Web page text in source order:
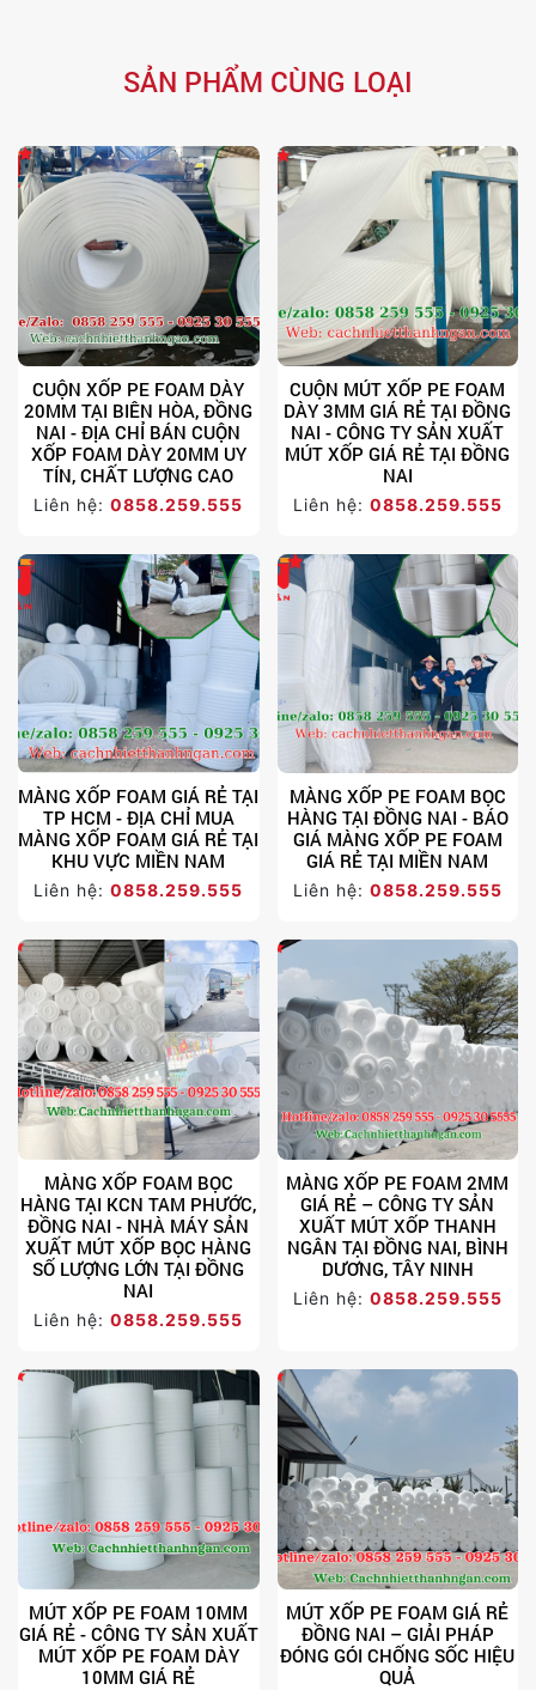
SẢN PHẨM CÙNG LOẠI
CUỘN XỐP PE FOAM DÀY
20MM TẠI BIÊN HÒA, ĐỒNG
NAI - ĐỊA CHỈ BÁN CUỘN
XỐP FOAM DÀY 20MM UY
TÍN, CHẤT LƯỢNG CAO
Liên hệ:0858.259.555
CUỘN MÚT XỐP PE FOAM
DÀY 3MM GIÁ RẺ TẠI ĐỒNG
NAI - CÔNG TY SẢN XUẤT
MÚT XỐP GIÁ RẺ TẠI ĐỒNG
NAI
Liên hệ: 0858.259.555
MÀNG XỐP FOAM GIÁ RẺ TẠI
TP HCM - ĐỊA CHỈ MUA
MÀNG XỐP FOAM GIÁ RẺ TẠI
KHU VỰC MIỀN NAM
Liên hệ:0858.259.555
MÀNG XỐP PE FOAM BỌC
HÀNG TẠI ĐỒNG NAI - BÁO
GIÁ MÀNG XỐP PE FOAM
GIÁ RẺ TẠI MIỀN NAM
Liên hệ: 0858.259.555
MÀNG XỐP FOAM BỌC
HÀNG TẠI KCN TAM PHƯỚC,
ĐỒNG NAI - NHÀ MÁY SẢN
XUẤT MÚT XỐP BỌC HÀNG
SỐ LƯỢNG LỚN TẠI ĐỒNG
NAI
Liên hệ:0858.259.555
MÀNG XỐP PE FOAM 2MM
GIÁ RẺ – CÔNG TY SẢN
XUẤT MÚT XỐP THANH
NGÂN TẠI ĐỒNG NAI, BÌNH
DƯƠNG, TÂY NINH
Liên hệ: 0858.259.555
MÚT XỐP PE FOAM 10MM
GIÁ RẺ - CÔNG TY SẢN XUẤT
MÚT XỐP PE FOAM DÀY
10MM GIÁ RẺ
MÚT XỐP PE FOAM GIÁ RẺ
ĐỒNG NAI – GIẢI PHÁP
ĐÓNG GÓI CHỐNG SỐC HIỆU
QUẢ